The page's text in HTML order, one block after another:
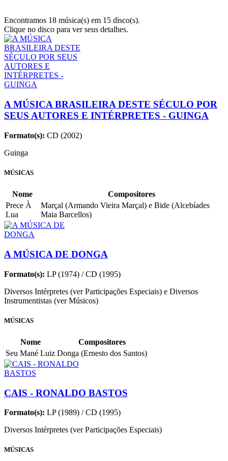
Encontramos 18 música(s) em 15 disco(s).
Clique no disco para ver seus detalhes.
A MÚSICA BRASILEIRA DESTE SÉCULO POR
SEUS AUTORES E INTÉRPRETES - GUINGA
Formato(s): CD (2002)
Guinga
MÚSICAS
Nome
Compositores
Prece À
Lua
Marçal (Armando Vieira Marçal) e Bide (Alcebíades
Maia Barcellos)
A MÚSICA DE DONGA
Formato(s): LP (1974) / CD (1995)
Diversos Intérpretes (ver Participações Especiais) e Diversos
Instrumentistas (ver Músicos)
MÚSICAS
Nome
Compositores
Seu Mané Luiz Donga (Ernesto dos Santos)
CAIS - RONALDO BASTOS
Formato(s): LP (1989) / CD (1995)
Diversos Intérpretes (ver Participações Especiais)
MÚSICAS